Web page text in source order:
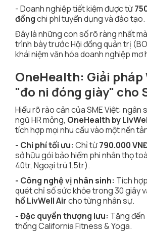
- Doanh nghiệp tiết kiệm được từ
đồngchi phí tuyển dụng và đào tạo.
Đây là những con số rõ ràng nhất
trình bày trước Hội đồng quản trị
khái niệm văn hóa doanh nghiệp mơ
OneHealth: Giải pháp
"đo ni đóng giày" cho
Hiểu rõ rào cản của SME Việt: ngân
ngũ HR mỏng, OneHealth by
tích hợp mọi nhu cầu vào một nền
- Chi phí tối ưu: Chỉ từ790.000
sở hữu gói bảo hiểm phi nhân thọ
40tr, Ngoại trú 1.5tr).
- Công nghệ vị nhân sinh: Tích hợp
quét chỉ số sức khỏe trong 30 giây
hồ LivWell Aircho từng nhân sự.
- Đặc quyền thượng lưu: Tặng đến
thống California Fitness & Yoga.